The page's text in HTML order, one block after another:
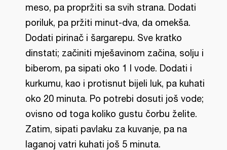
meso, pa propržiti sa svih strana. Dodati
poriluk, pa pržiti minut-dva, da omekša.
Dodati pirinač i šargarepu. Sve kratko
dinstati; začiniti mješavinom začina, solju i
biberom, pa sipati oko 1 l vode. Dodati i
kurkumu, kao i protisnut bijeli luk, pa kuhati
oko 20 minuta. Po potrebi dosuti još vode;
ovisno od toga koliko gustu čorbu želite.
Zatim, sipati pavlaku za kuvanje, pa na
laganoj vatri kuhati još 5 minuta.